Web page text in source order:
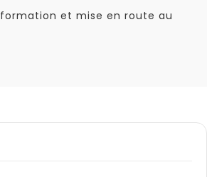
et mise en route au